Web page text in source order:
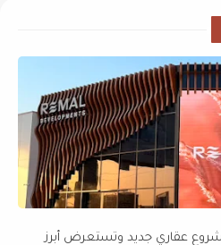
عقاري جديد وتستعرض أبرز